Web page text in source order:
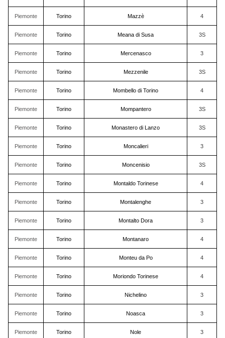
Piemonte Torino Mazzè 4
Piemonte Torino Meana di Susa 3S
Piemonte Torino Mercenasco 3
Piemonte Torino Mezzenile 3S
Piemonte Torino Mombello di Torino 4
Piemonte Torino Mompantero 3S
Piemonte Torino Monastero di Lanzo 3S
Piemonte Torino Moncalieri 3
Piemonte Torino Moncenisio 3S
Piemonte Torino Montaldo Torinese 4
Piemonte Torino Montalenghe 3
Piemonte Torino Montalto Dora 3
Piemonte Torino Montanaro 4
Piemonte Torino Monteu da Po 4
Piemonte Torino Moriondo Torinese 4
Piemonte Torino Nichelino 3
Piemonte Torino Noasca 3
Piemonte Torino Nole 3